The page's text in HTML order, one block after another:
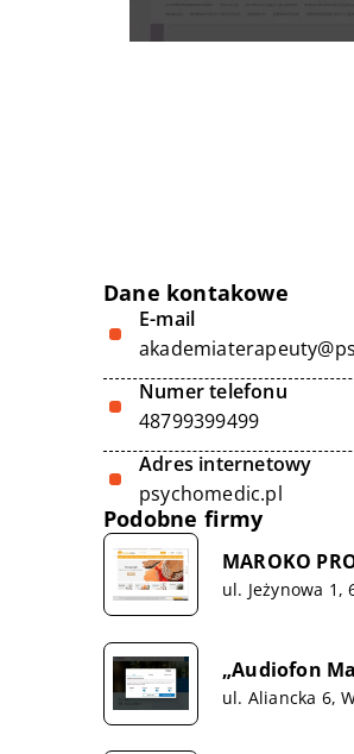
Dane kontakowe
E-mail
Numer telefonu
48799399499
Adres internetowy
psychomedic.pl
Podobne firmy
MAROKO
ul. Jeżynowa 1,
„Audiofon
ul. Aliancka 6,